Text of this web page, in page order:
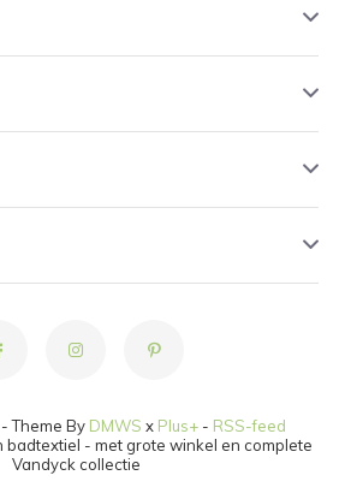
Theme By DMWS x Plus+ - RSS-feed
badtextiel - met grote winkel en complete
Vandyck collectie